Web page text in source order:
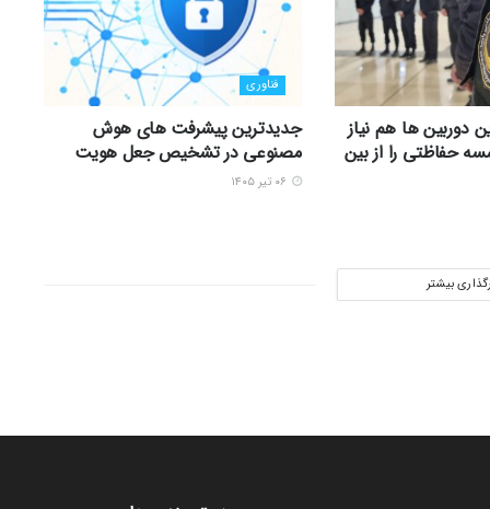
دوربین ها هم نیاز
حفاظتی را از بین
فناوری
جدیدترین پیشرفت های هوش
مصنوعی در تشخیص جعل هویت
بیشتر